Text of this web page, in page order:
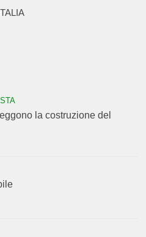
la costruzione del